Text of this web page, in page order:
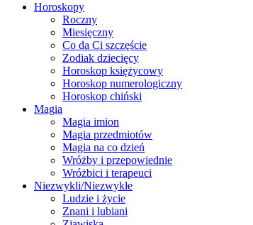
Horoskopy
Roczny
Miesięczny
Co da Ci szczęście
Zodiak dziecięcy
Horoskop księżycowy
Horoskop numerologiczny
Horoskop chiński
Magia
Magia imion
Magia przedmiotów
Magia na co dzień
Wróżby i przepowiednie
Wróżbici i terapeuci
Niezwykli/Niezwykłe
Ludzie i życie
Znani i lubiani